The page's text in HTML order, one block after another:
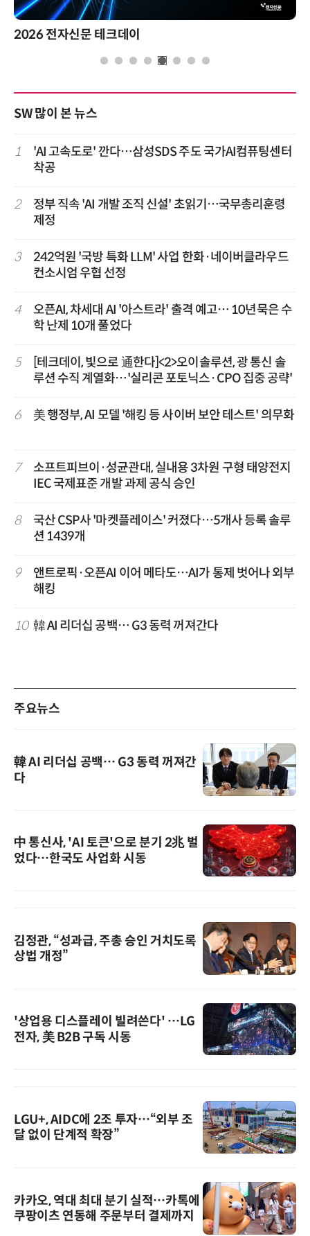
2026 전자신문 테크데이
SW 많이 본 뉴스
1
'AI 고속도로' 깐다…삼성SDS 주도 국가AI컴퓨팅센터
착공
2
정부 직속 'AI 개발 조직 신설' 초읽기…국무총리훈령
제정
3
242억원 '국방 특화 LLM' 사업 한화·네이버클라우드
컨소시엄 우협 선정
4
오픈AI, 차세대 AI '아스트라' 출격 예고… 10년묵은 수
학 난제 10개 풀었다
5
[테크데이, 빛으로 通한다]<2>오이솔루션, 광 통신 솔
루션 수직 계열화…'실리콘 포토닉스·CPO 집중 공략'
6 美 행정부, AI 모델 '해킹 등 사이버 보안 테스트' 의무화
7
소프트피브이·성균관대, 실내용 3차원 구형 태양전지
IEC 국제표준 개발 과제 공식 승인
8
국산 CSP사 '마켓플레이스' 커졌다…5개사 등록 솔루
션 1439개
9
앤트로픽·오픈AI 이어 메타도…AI가 통제 벗어나 외부
해킹
10 韓 AI 리더십 공백… G3 동력 꺼져간다
주요뉴스
韓 AI 리더십 공백… G3 동력 꺼져간
다
中 통신사, 'AI 토큰'으로 분기 2兆 벌
었다…한국도 사업화 시동
김정관, “성과급, 주총 승인 거치도록
상법 개정”
'상업용 디스플레이 빌려쓴다' …LG
전자, 美 B2B 구독 시동
LGU+, AIDC에 2조 투자…“외부 조
달 없이 단계적 확장”
카카오, 역대 최대 분기 실적…카톡에
쿠팡이츠 연동해 주문부터 결제까지